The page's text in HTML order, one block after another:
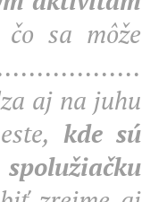
sa môže
aj na juhu
kde sú